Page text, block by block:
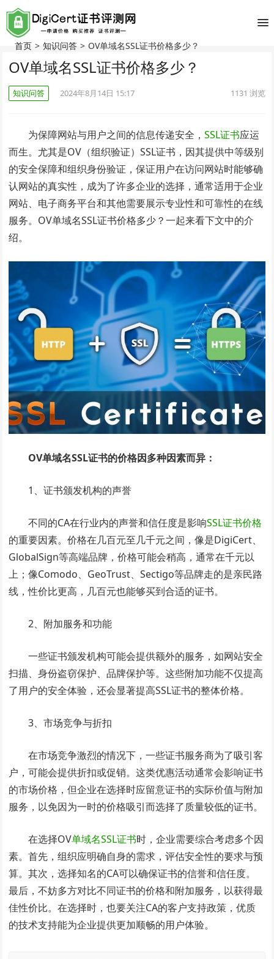
首页 > 知识问答 > OV单域名SSL证书价格多少？
OV单域名SSL证书价格多少？
知识问答 2024年8月14日 15:17 1131 浏览
为保障网站与用户之间的信息传递安全，SSL证书应运
而生。尤其是OV（组织验证）SSL证书，因其提供中等级别
的安全保障和组织身份验证，保证用户在访问网站时能够确
认网站的真实性，成为了许多企业的选择，通常适用于企业
网站、电子商务平台和其他需要展示专业性和可靠性的在线
服务。OV单域名SSL证书价格多少？一起来看下文中的介
绍。
OV单域名SSL证书的价格因多种因素而异：
1、证书颁发机构的声誉
不同的CA在行业内的声誉和信任度是影响SSL证书价格
的重要因素。价格在几百元至几千元之间，像是DigiCert、
GlobalSign等高端品牌，价格可能会稍高，通常在千元以
上；像Comodo、GeoTrust、Sectigo等品牌走的是亲民路
线，性价比更高，几百元也能够买到合适的证书。
2、附加服务和功能
一些证书颁发机构可能会提供额外的服务，如网站安全
扫描、身份盗窃保护、品牌保护等。这些附加功能不仅提高
了用户的安全体验，还会显著提高SSL证书的整体价格。
3、市场竞争与折扣
在市场竞争激烈的情况下，一些证书服务商为了吸引客
户，可能会提供折扣或促销。这类优惠活动通常会影响证书
的市场价格，但企业在选择时应留意证书的实际价值与附加
服务，以免因为一时的价格吸引而选择了质量较低的证书。
在选择OV单域名SSL证书时，企业需要综合考虑多个因
素。首先，组织应明确自身的需求，评估安全性的要求与预
算。其次，选择知名的CA可以确保证书的信誉和信任度。
最后，不妨多方对比不同证书的价格和附加服务，以获得最
佳性价比。在选择时，也要关注CA的客户支持政策，优质
的技术支持能为企业提供更加顺畅的用户体验。